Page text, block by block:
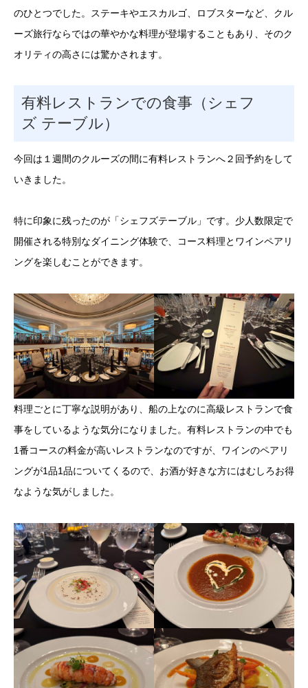
のひとつでした。ステーキやエスカルゴ、ロブスターなど、クル
ーズ旅行ならではの華やかな料理が登場することもあり、そのク
オリティの高さには驚かされます。
有料レストランでの食事（シェフ
ズ テーブル）
今回は１週間のクルーズの間に有料レストランへ２回予約をして
いきました。
特に印象に残ったのが「シェフズテーブル」です。少人数限定で
開催される特別なダイニング体験で、コース料理とワインペアリ
ングを楽しむことができます。
料理ごとに丁寧な説明があり、船の上なのに高級レストランで食
事をしているような気分になりました。有料レストランの中でも
1番コースの料金が高いレストランなのですが、ワインのペアリ
ングが1品1品についてくるので、お酒が好きな方にはむしろお得
なような気がしました。